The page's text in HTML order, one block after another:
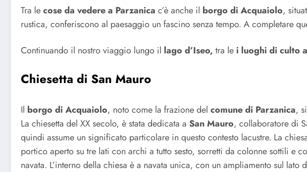
Tra lecose da vedere a Parzanica c’è anche il borgo di Acquaiolo,
rustica, conferiscono al paesaggio un fascino senza tempo. A completare
Continuando il nostro viaggio lungo il lago d’Iseo, tra le i luoghi di culto
Chiesetta di San Mauro
Il borgo di Acquaiolo, noto come la frazione del comune di Parzanica,
La chiesetta del XX secolo, è stata dedicata a San Mauro, collaboratore di
quindi assume un significato particolare in questo contesto lacustre. La
portico aperto su tre lati con archi a tutto sesto, sorretti da colonne sottili e
navata. L’interno della chiesa è a navata unica, con un ampliamento sul lato